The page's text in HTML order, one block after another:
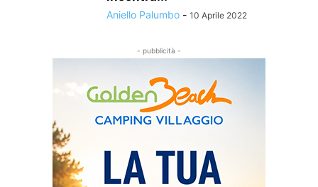
Aniello Palumbo - 10 Aprile 2022
- pubblicità -